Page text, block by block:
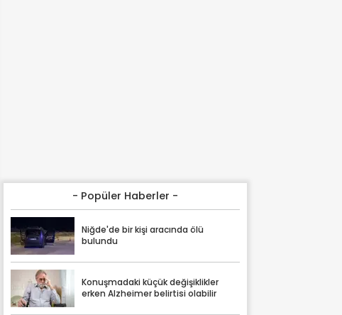
- Popüler Haberler -
Niğde'de bir kişi aracında ölü
bulundu
Konuşmadaki küçük değişiklikler
erken Alzheimer belirtisi olabilir